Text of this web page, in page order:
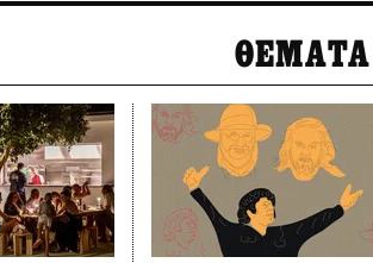
ΘΕΜΑΤΑ